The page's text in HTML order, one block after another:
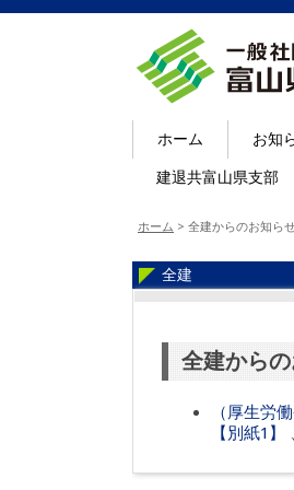
ホーム お知
建退共富山県支部
ホーム > 全建からのお知ら
全建
全建から
（厚生労
【別紙1】